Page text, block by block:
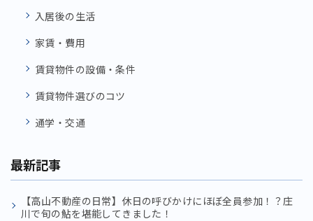
入居後の生活
家賃・費用
賃貸物件の設備・条件
賃貸物件選びのコツ
通学・交通
最新記事
【高山不動産の日常】休日の呼びかけにほぼ全員参加！？庄
川で旬の鮎を堪能してきました！